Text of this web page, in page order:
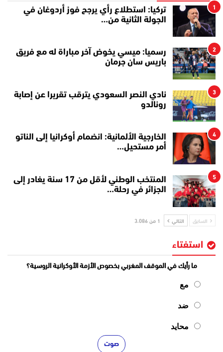
1
تركيا: استطلاع رأي يرجح فوز أردوغان في
الجولة الثانية من…
2
رسميا: ميسي يخوض آخر مباراة له مع فريق
باريس سان جرمان
3
نادي النصر السعودي يترقب تقريرا عن إصابة
رونالدو
4
الخارجية الألمانية: انضمام أوكرانيا إلى الناتو
أمر مستحيل…
5
المنتخب الوطني لأقل من 17 سنة يغادر إلى
الجزائر في رحلة…
السابق التالي 1 من 3٬086
استفتاء
ما رأيك في الموقف المغربي بخصوص الأزمة الأوكرانية الروسية؟
مع
ضد
محايد